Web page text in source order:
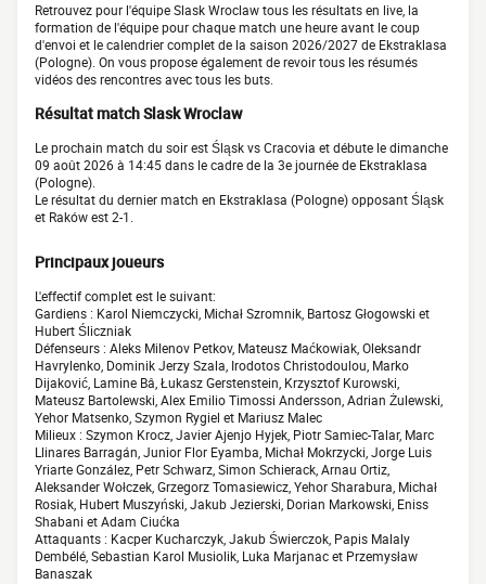
Retrouvez pour l'équipe Slask Wroclaw tous les résultats en live, la
formation de l'équipe pour chaque match une heure avant le coup
d'envoi et le calendrier complet de la saison 2026/2027 de Ekstraklasa
(Pologne). On vous propose également de revoir tous les résumés
vidéos des rencontres avec tous les buts.
Résultat match Slask Wroclaw
Le prochain match du soir est Śląsk vs Cracovia et débute le dimanche
09 août 2026 à 14:45 dans le cadre de la 3e journée de Ekstraklasa
(Pologne).
Le résultat du dernier match en Ekstraklasa (Pologne) opposant Śląsk
et Raków est 2-1.
Principaux joueurs
L'effectif complet est le suivant:
Gardiens : Karol Niemczycki, Michał Szromnik, Bartosz Głogowski et
Hubert Śliczniak
Défenseurs : Aleks Milenov Petkov, Mateusz Maćkowiak, Oleksandr
Havrylenko, Dominik Jerzy Szala, Irodotos Christodoulou, Marko
Dijaković, Lamine Bâ, Łukasz Gerstenstein, Krzysztof Kurowski,
Mateusz Bartolewski, Alex Emilio Timossi Andersson, Adrian Żulewski,
Yehor Matsenko, Szymon Rygiel et Mariusz Malec
Milieux : Szymon Krocz, Javier Ajenjo Hyjek, Piotr Samiec-Talar, Marc
Llinares Barragán, Junior Flor Eyamba, Michał Mokrzycki, Jorge Luis
Yriarte González, Petr Schwarz, Simon Schierack, Arnau Ortiz,
Aleksander Wołczek, Grzegorz Tomasiewicz, Yehor Sharabura, Michał
Rosiak, Hubert Muszyński, Jakub Jezierski, Dorian Markowski, Eniss
Shabani et Adam Ciućka
Attaquants : Kacper Kucharczyk, Jakub Świerczok, Papis Malaly
Dembélé, Sebastian Karol Musiolik, Luka Marjanac et Przemysław
Banaszak